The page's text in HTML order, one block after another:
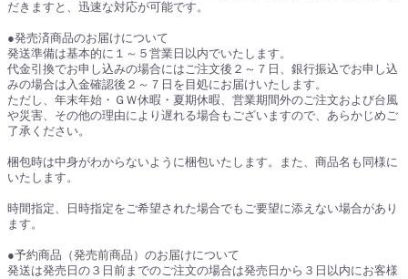
だきますと、迅速な対応が可能です。
●発売済商品のお届けについて
発送準備は基本的に１～５営業日以内でいたします。
代金引換でお申し込みの場合にはご注文後２～７日、銀行振込でお申し込
みの場合は入金確認後２～７日を目処にお届けいたします。
ただし、年末年始・ＧＷ休暇・夏期休暇、営業期間外のご注文および台風
や災害、その他の理由により遅れる場合もございますので、あらかじめご
了承ください。
梱包時は中身がわからないように梱包いたします。また、商品名も同様に
いたします。
時間指定、日時指定をご希望された場合でもご要望に添えない場合があり
ます。
●予約商品（発売前商品）のお届けについて
発送は発売日の３日前までのご注文の場合は発売日から３日以内にお客様